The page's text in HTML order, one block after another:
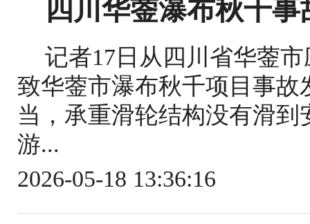
四川华蓥瀑布秋千
记者17日从四川省华蓥
致华蓥市瀑布秋千项目事
当，承重滑轮结构没有滑
游...
2026-05-18 13:36:16